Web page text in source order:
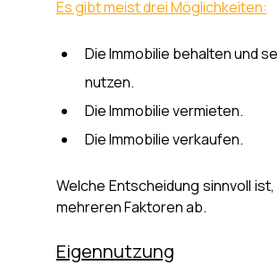
Es gibt meist drei Möglichkeiten:
Die Immobilie behalten und
nutzen.
Die Immobilie vermieten.
Die Immobilie verkaufen.
Welche Entscheidung sinnvoll
mehreren Faktoren ab.
Eigennutzung